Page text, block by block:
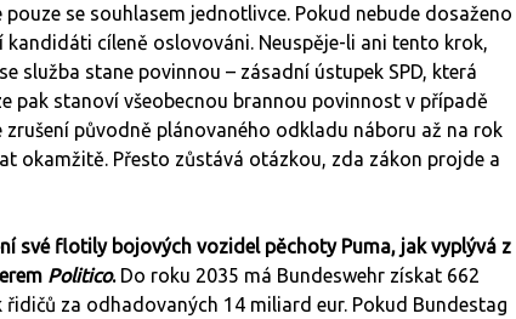
se souhlasem jednotlivce. Pokud nebude dosaženo
cíleně oslovováni. Neuspěje-li ani tento krok,
služba stane povinnou – zásadní ústupek SPD, která
pak stanoví všeobecnou brannou povinnost v případě
původně plánovaného odkladu náboru až na rok
okamžitě. Přesto zůstává otázkou, zda zákon projde a
své flotily bojových vozidel pěchoty Puma, jak vyplývá z
Politico.Do roku 2035 má Bundeswehr získat 662
za odhadovaných 14 miliard eur. Pokud Bundestag